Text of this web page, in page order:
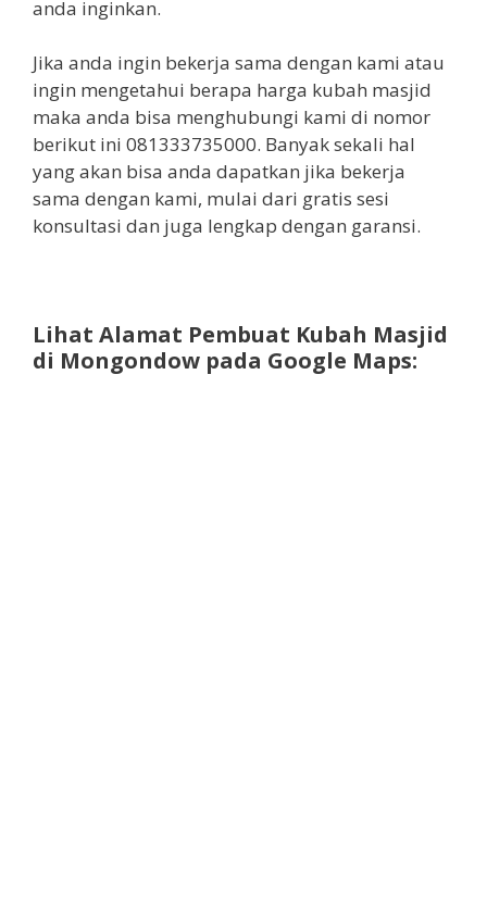
anda inginkan.
Jika anda ingin bekerja sama dengan kami atau
ingin mengetahui berapa harga kubah masjid
maka anda bisa menghubungi kami di nomor
berikut ini 081333735000. Banyak sekali hal
yang akan bisa anda dapatkan jika bekerja
sama dengan kami, mulai dari gratis sesi
konsultasi dan juga lengkap dengan garansi.
Lihat Alamat Pembuat Kubah Masjid
di Mongondow pada Google Maps: